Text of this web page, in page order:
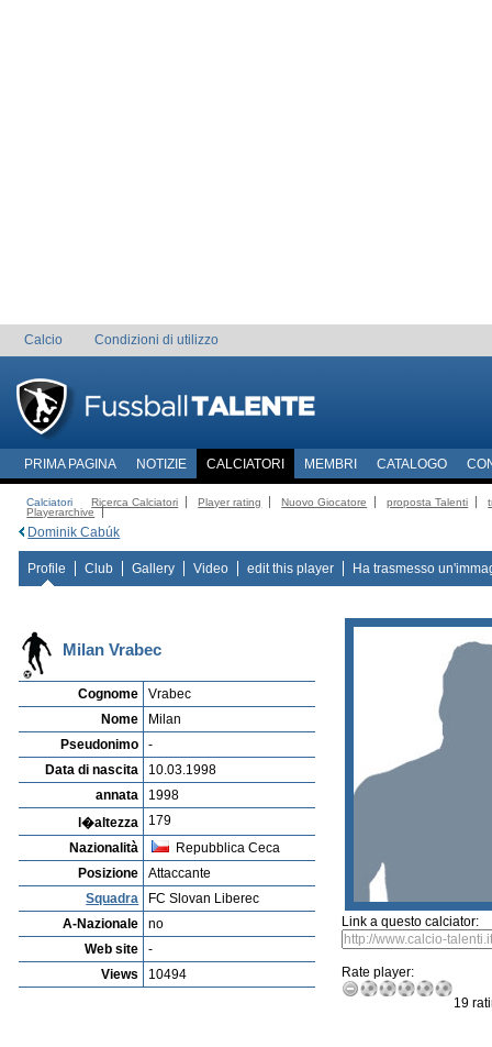
Calcio Condizioni di utilizzo
PRIMA PAGINA NOTIZIE CALCIATORI MEMBRI CATALOGO
Calciatori Ricerca Calciatori Player rating Nuovo Giocatore proposta Talenti
Playerarchive
Dominik Cabúk
Profile Club Gallery Video edit this player Ha trasmesso
Milan Vrabec
Cognome
Vrabec
Nome
Milan
Pseudonimo
-
Data di nascita
10.03.1998
annata
1998
l�altezza
179
Nazionalità
Repubblica Ceca
Posizione
Attaccante
Squadra
FC Slovan Liberec
A-Nazionale
no
Web site
-
Views
10494
Link a questo calciator:
Rate player:
19